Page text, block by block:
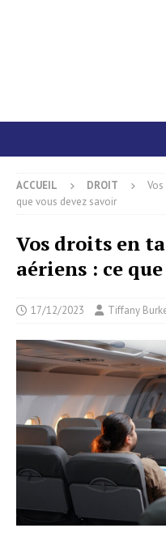
ACCUEIL DROIT
que vous devez savoir
Vos droits en
aériens : ce
17/12/2023 Tiffany